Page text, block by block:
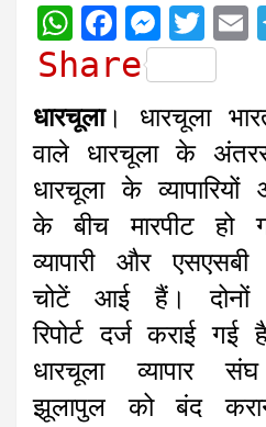
W
h
t
s
A
p
p
F
a
b
o
o
k
M
e
s
s
e
n
g
e
r
T
w
i
t
t
e
r
Share
धारचूला। धारचूला
वाले धारचूला के
धारचूला के
के बीच मारपीट
व्यापारी और
चोटें आई हैं।
रिपोर्ट दर्ज कराई
धारचूला व्यापार
झूलापुल को बंद